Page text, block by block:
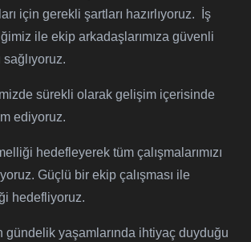
için gerekli şartları hazırlıyoruz. İş
ile ekip arkadaşlarımıza güvenli
sağlıyoruz.
sürekli olarak gelişim içerisinde
ediyoruz.
hedefleyerek tüm çalışmalarımızı
Güçlü bir ekip çalışması ile
hedefliyoruz.
gündelik yaşamlarında ihtiyaç duyduğu